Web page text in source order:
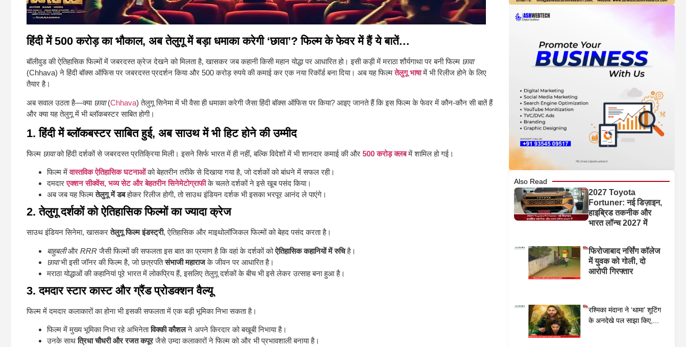
हिंदी में 500 करोड़ का भौकाल, अब तेलुगू में बड़ा धमाका करेगी ‘छावा’? फिल्म के फेवर में हैं ये बातें…
बॉलीवुड की ऐतिहासिक फिल्मों में जबरदस्त क्रेज देखने को मिलता है, खासकर जब कहानी किसी महान योद्धा पर आधारित हो। इसी कड़ी में मराठा शौर्यगाथा पर बनी फिल्म छावा
(Chhava) ने हिंदी बॉक्स ऑफिस पर जबरदस्त प्रदर्शन किया और 500 करोड़ रुपये की कमाई कर एक नया रिकॉर्ड बना दिया। अब यह फिल्मतेलुगू भाषामें भी रिलीज होने के लिए
तैयार है।
अब सवाल उठता है—क्या छावा(Chhava) तेलुगू सिनेमा में भी वैसा ही धमाका करेगी जैसा हिंदी बॉक्स ऑफिस पर किया? आइए जानते हैं कि इस फिल्म के फेवर में कौन-कौन सी बातें हैं
और क्या यह तेलुगू में भी ब्लॉकबस्टर साबित होगी।
1. हिंदी में ब्लॉकबस्टर साबित हुई, अब साउथ में भी हिट होने की उम्मीद
फिल्म छावाको हिंदी दर्शकों से जबरदस्त प्रतिक्रिया मिली। इसने सिर्फ भारत में ही नहीं, बल्कि विदेशों में भी शानदार कमाई की और 500 करोड़ क्लबमें शामिल हो गई।
फिल्म मेंवास्तविक ऐतिहासिक घटनाओंको बेहतरीन तरीके से दिखाया गया है, जो दर्शकों को बांधने में सफल रही।
दमदारएक्शन सीक्वेंस, भव्य सेट और बेहतरीन सिनेमेटोग्राफीके चलते दर्शकों ने इसे खूब पसंद किया।
अब जब यह फिल्मतेलुगू में डबहोकर रिलीज होगी, तो साउथ इंडियन दर्शक भी इसका भरपूर आनंद ले पाएंगे।
2. तेलुगू दर्शकों को ऐतिहासिक फिल्मों का ज्यादा क्रेज
साउथ इंडियन सिनेमा, खासकरतेलुगू फिल्म इंडस्ट्री, ऐतिहासिक और माइथोलॉजिकल फिल्मों को बेहद पसंद करता है।
बाहुबलीऔर RRRजैसी फिल्मों की सफलता इस बात का प्रमाण है कि वहां के दर्शकों कोऐतिहासिक कहानियों में रुचिहै।
छावाभी इसी जॉनर की फिल्म है, जो छत्रपतिसंभाजी महाराजके जीवन पर आधारित है।
मराठा योद्धाओं की कहानियां पूरे भारत में लोकप्रिय हैं, इसलिए तेलुगू दर्शकों के बीच भी इसे लेकर उत्साह बना हुआ है।
3. दमदार स्टार कास्ट और ग्रैंड प्रोडक्शन वैल्यू
फिल्म में दमदार कलाकारों का होना भी इसकी सफलता में एक बड़ी भूमिका निभा सकता है।
फिल्म में मुख्य भूमिका निभा रहे अभिनेताविक्की कौशलने अपने किरदार को बखूबी निभाया है।
उनके साथत्रिधा चौधरी और रजत कपूरजैसे उम्दा कलाकारों ने फिल्म को और भी प्रभावशाली बनाया है।
Also Read
2027 Toyota
Fortuner: नई डिज़ाइन,
हाइब्रिड तकनीक और
भारत लॉन्च 2027 में
फिरोजाबाद नर्सिंग कॉलेज
में युवक को गोली, दो
आरोपी गिरफ्तार
रश्मिका मंदाना ने ‘थामा’ शूटिंग
के अनदेखे पल साझा किए,...